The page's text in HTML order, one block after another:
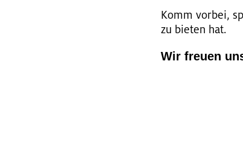
Komm vor­bei,
zu bie­ten hat.
Wir freu­en